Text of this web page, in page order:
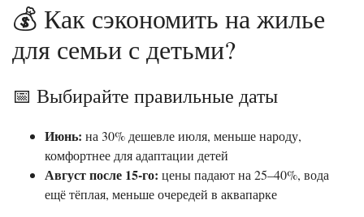
💰 Как сэкономить на жилье
для семьи с детьми?
📅 Выбирайте правильные даты
Июнь: на 30% дешевле июля, меньше народу,
комфортнее для адаптации детей
Август после 15-го: цены падают на 25–40%, вода
ещё тёплая, меньше очередей в аквапарке